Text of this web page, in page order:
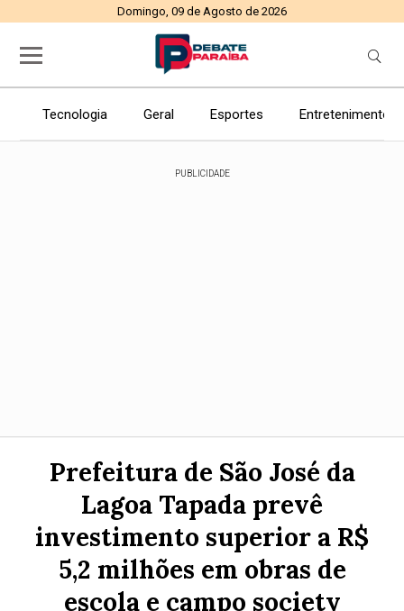
Domingo, 09 de Agosto de 2026
Tecnologia Geral Esportes Entretenimento
PUBLICIDADE
Prefeitura de São José da
Lagoa Tapada prevê
investimento superior a R$
5,2 milhões em obras de
escola e campo society